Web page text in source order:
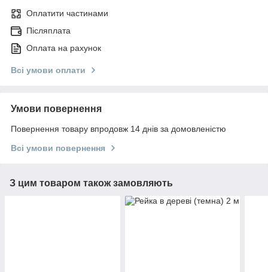
Оплатити частинами
Післяплата
Оплата на рахунок
Всі умови оплати
Умови повернення
Повернення товару впродовж 14 днів за домовленістю
Всі умови повернення
З цим товаром також замовляють